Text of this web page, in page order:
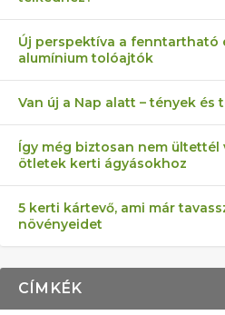
AZ ÖNELLÁTÁS 13
KEZDŐKNEK
6 LEGJOBB NÖVÉNY
ELLEN
MÁRPEDIG A
FÉLREÉRTETT
TÉRKŐ ÉS MURVA
AKI ELDOBÁLJA A
AZ EGY KÖ…
Új perspektíva a fenntartható
alumínium tolóajtók
Van új a Nap alatt – tények és
Így még biztosan nem ültettél
ötletek kerti ágyásokhoz
5 kerti kártevő, ami már
növényeidet
CÍMKÉK